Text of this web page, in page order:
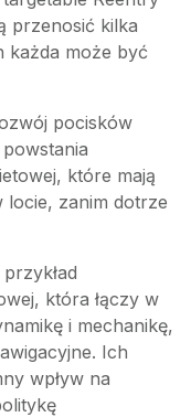
przenosić kilka
każda może być
pocisków
które mają
locie, zanim dotrze
która łączy w
i mechanikę,
Ich
wpływ na